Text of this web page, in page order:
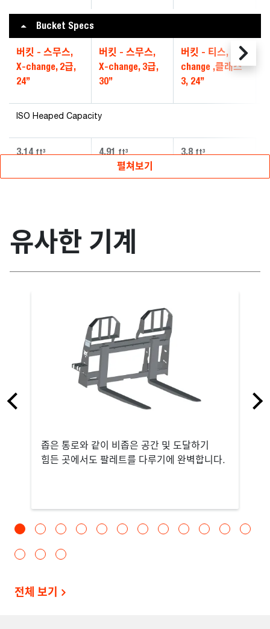
Bucket Specs
버킷 - 스무스,
X-change, 2급,
24”
버킷 - 스무스,
X-change, 3급,
30”
버킷 - 티스, X-
change ,클래스
3, 24”
ISO Heaped Capacity
3.14 ft³ 4.91 ft³ 3.8 ft³
펼쳐보기
유사한 기계
좁은 통로와 같이 비좁은 공간 및 도달하기
힘든 곳에서도 팔레트를 다루기에 완벽합니다.
전체 보기